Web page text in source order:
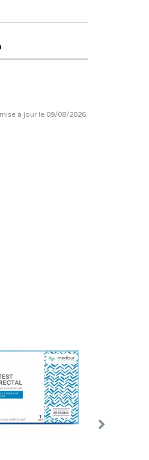
à jour le 09/08/2026.